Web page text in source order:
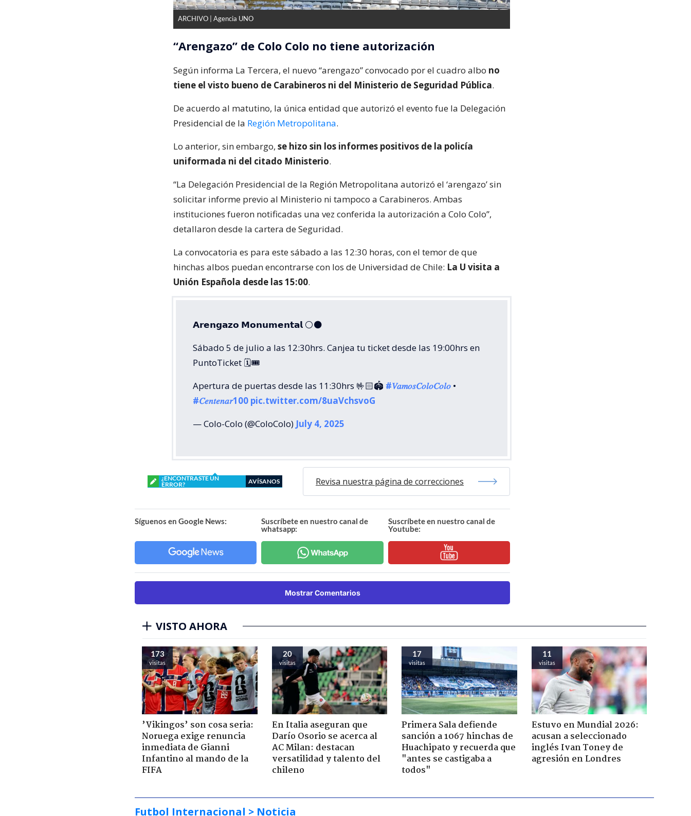
ARCHIVO | Agencia UNO
“Arengazo” de Colo Colo no tiene autorización
Según informa La Tercera, el nuevo “arengazo” convocado por el cuadro albo no
tiene el visto bueno de Carabineros ni del Ministerio de Seguridad Pública.
De acuerdo al matutino, la única entidad que autorizó el evento fue la Delegación
Presidencial de la Región Metropolitana.
Lo anterior, sin embargo, se hizo sin los informes positivos de la policía
uniformada ni del citado Ministerio.
“La Delegación Presidencial de la Región Metropolitana autorizó el ‘arengazo’ sin
solicitar informe previo al Ministerio ni tampoco a Carabineros. Ambas
instituciones fueron notificadas una vez conferida la autorización a Colo Colo”,
detallaron desde la cartera de Seguridad.
La convocatoria es para este sábado a las 12:30 horas, con el temor de que
hinchas albos puedan encontrarse con los de Universidad de Chile: La U visita a
Unión Española desde las 15:00.
𝗔𝗿𝗲𝗻𝗴𝗮𝘇𝗼 𝗠𝗼𝗻𝘂𝗺𝗲𝗻𝘁𝗮𝗹 ⚪️⚫️
Sábado 5 de julio a las 12:30hrs. Canjea tu ticket desde las 19:00hrs en
PuntoTicket 🗓🎟
Apertura de puertas desde las 11:30hrs 🤟🏻🏟 #𝑉𝑎𝑚𝑜𝑠𝐶𝑜𝑙𝑜𝐶𝑜𝑙𝑜 •
#𝐶𝑒𝑛𝑡𝑒𝑛𝑎𝑟100 pic.twitter.com/8uaVchsvoG
— Colo-Colo (@ColoColo) July 4, 2025
¿ENCONTRASTE UN
ERROR?
AVÍSANOS Revisa nuestra página de correcciones
Síguenos en Google News:
Suscríbete en nuestro canal de
whatsapp:
Suscríbete en nuestro canal de
Youtube:
Mostrar Comentarios
VISTO AHORA
173
visitas
’Vikingos’ son cosa seria:
Noruega exige renuncia
inmediata de Gianni
Infantino al mando de la
FIFA
20
visitas
En Italia aseguran que
Darío Osorio se acerca al
AC Milan: destacan
versatilidad y talento del
chileno
17
visitas
Primera Sala defiende
sanción a 1067 hinchas de
Huachipato y recuerda que
"antes se castigaba a
todos"
11
visitas
Estuvo en Mundial 2026:
acusan a seleccionado
inglés Ivan Toney de
agresión en Londres
Futbol Internacional > Noticia